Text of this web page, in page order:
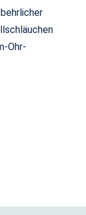
Ohr-